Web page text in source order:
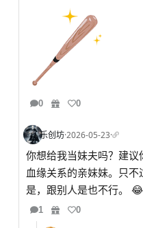
0 0
乐创坊·2026-05-23·
你想给我当妹夫吗？建
血缘关系的亲妹妹。只
是，跟别人是也不行。 😂
1 0